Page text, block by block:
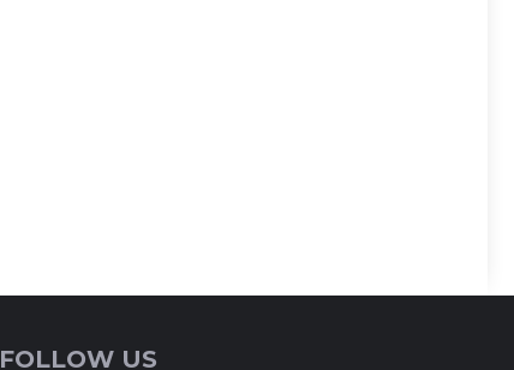
FOLLOW US